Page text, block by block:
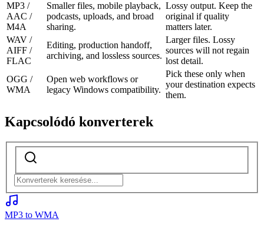
MP3 /
AAC /
M4A
Smaller files, mobile playback,
podcasts, uploads, and broad
sharing.
Lossy output. Keep the
original if quality
matters later.
WAV /
AIFF /
FLAC
Editing, production handoff,
archiving, and lossless sources.
Larger files. Lossy
sources will not regain
lost detail.
OGG /
WMA
Open web workflows or
legacy Windows compatibility.
Pick these only when
your destination expects
them.
Kapcsolódó konverterek
MP3 to WMA